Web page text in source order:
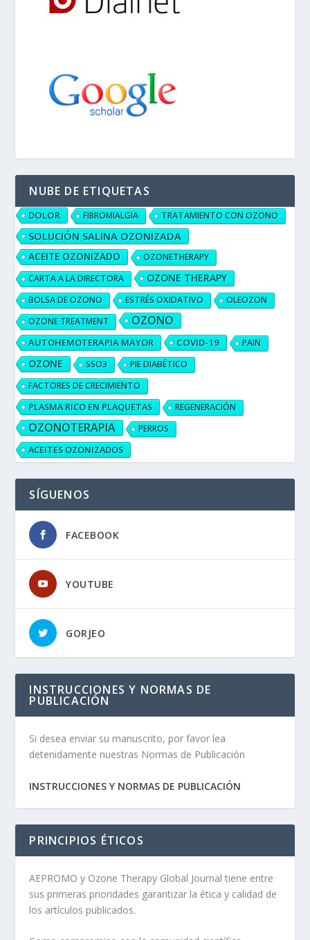
NUBE DE ETIQUETAS
DOLOR FIBROMIALGIA TRATAMIENTO CON OZONO
SOLUCIÓN SALINA OZONIZADA
ACEITE OZONIZADO
OZONETHERAPY
CARTA A LA DIRECTORA
OZONE THERAPY
BOLSA DE OZONO ESTRÉS OXIDATIVO
OLEOZON
OZONE TREATMENT
OZONO
AUTOHEMOTERAPIA MAYOR COVID-19 PAIN
OZONE SSO3
PIE DIABÉTICO
FACTORES DE CRECIMIENTO
PLASMA RICO EN PLAQUETAS REGENERACIÓN
OZONOTERAPIA PERROS
ACEITES OZONIZADOS
SÍGUENOS
FACEBOOK
YOUTUBE
GORJEO
INSTRUCCIONES Y NORMAS DE
PUBLICACIÓN
Si desea enviar su manuscrito, por favor lea
detenidamente nuestras Normas de Publicación
INSTRUCCIONES Y NORMAS DE PUBLICACIÓN
PRINCIPIOS ÉTICOS
AEPROMO y Ozone Therapy Global Journal tiene entre
sus primeras prioridades garantizar la ética y calidad de
los artículos publicados.